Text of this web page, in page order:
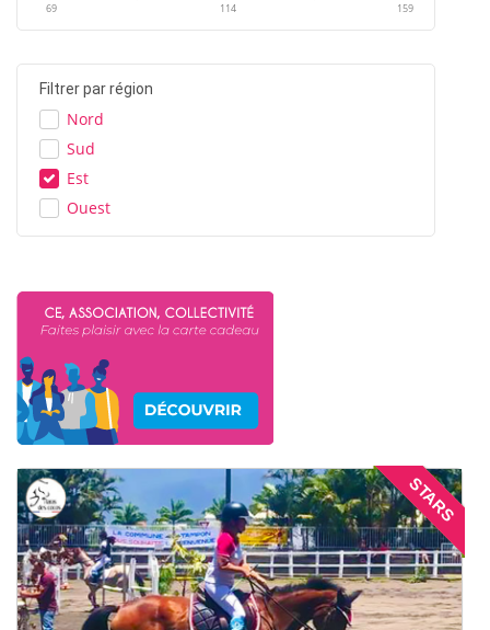
69 114 159
Filtrer par région
Nord
Sud
Est
Ouest
STARS